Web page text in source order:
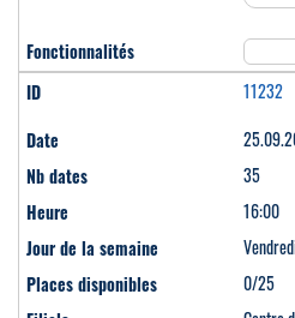
11232
35
16:00
0/25